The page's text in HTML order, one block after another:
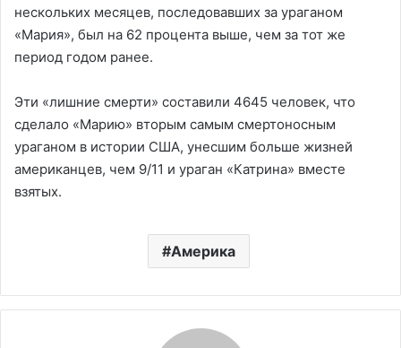
нескольких месяцев, последовавших за ураганом
«Мария», был на 62 процента выше, чем за тот же
период годом ранее.
Эти «лишние смерти» составили 4645 человек, что
сделало «Марию» вторым самым смертоносным
ураганом в истории США, унесшим больше жизней
американцев, чем 9/11 и ураган «Катрина» вместе
взятых.
Америка